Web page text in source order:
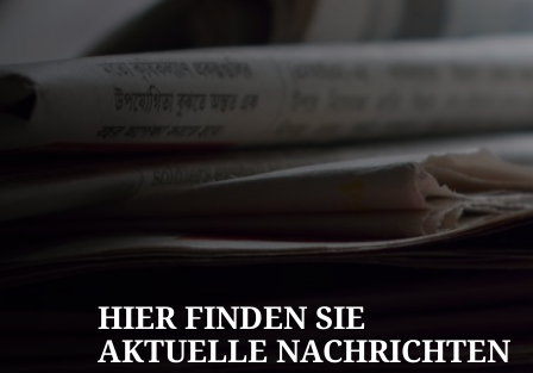
HIER FINDEN SIE
AKTUELLE NACHRICHTEN